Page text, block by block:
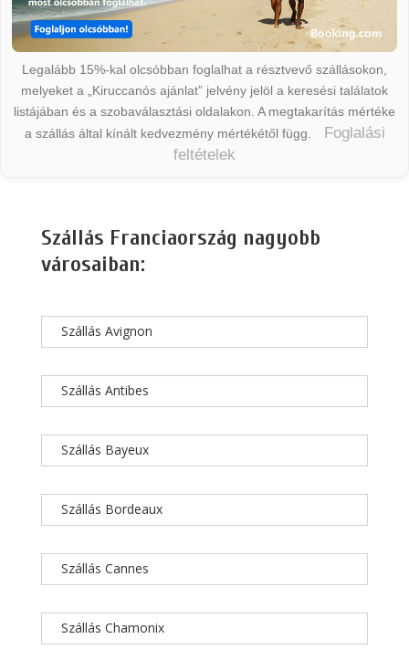
Legalább 15%-kal olcsóbban foglalhat a résztvevő szállásokon,
melyeket a „Kiruccanós ajánlat” jelvény jelöl a keresési találatok
listájában és a szobaválasztási oldalakon. A megtakarítás mértéke
a szállás által kínált kedvezmény mértékétől függ.
Foglalási
feltételek
Szállás Franciaország nagyobb
városaiban:
Szállás Avignon
Szállás Antibes
Szállás Bayeux
Szállás Bordeaux
Szállás Cannes
Szállás Chamonix